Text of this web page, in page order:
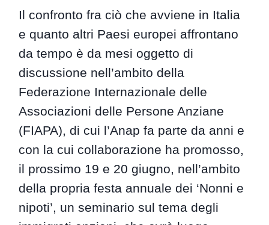
Il confronto fra ciò che avviene in Italia
e quanto altri Paesi europei affrontano
da tempo è da mesi oggetto di
discussione nell’ambito della
Federazione Internazionale delle
Associazioni delle Persone Anziane
(FIAPA), di cui l’Anap fa parte da anni e
con la cui collaborazione ha promosso,
il prossimo 19 e 20 giugno, nell’ambito
della propria festa annuale dei ‘Nonni e
nipoti’, un seminario sul tema degli